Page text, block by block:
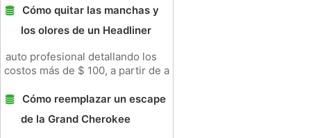
Cómo quitar las manchas y
los olores de un Headliner
auto profesional detallando los
costos más de $ 100, a partir de a
Cómo reemplazar un escape
de la Grand Cherokee